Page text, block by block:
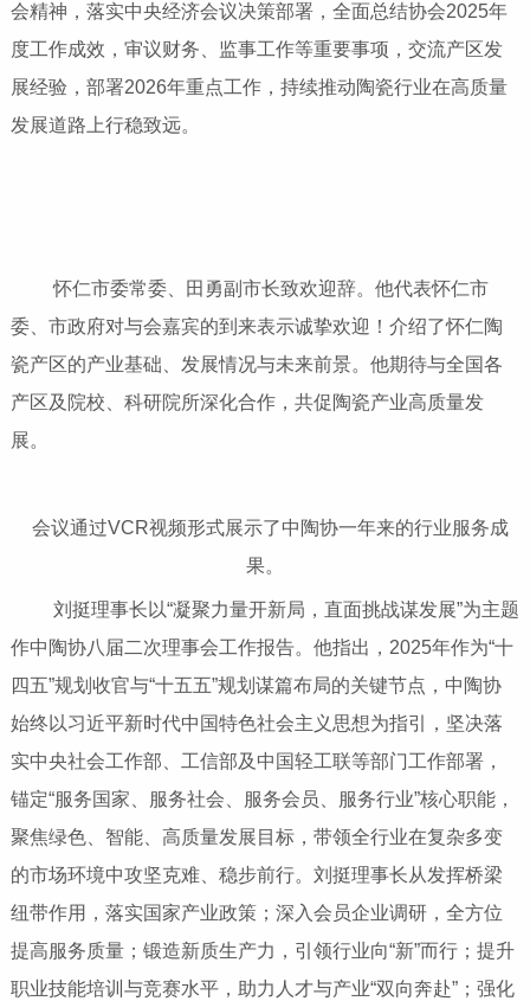
会精神，落实中央经济会议决策部署，全面总结协会2025年
度工作成效，审议财务、监事工作等重要事项，交流产区发
展经验，部署2026年重点工作，持续推动陶瓷行业在高质量
发展道路上行稳致远。
怀仁市委常委、田勇副市长致欢迎辞。他代表怀仁市
委、市政府对与会嘉宾的到来表示诚挚欢迎！介绍了怀仁陶
瓷产区的产业基础、发展情况与未来前景。他期待与全国各
产区及院校、科研院所深化合作，共促陶瓷产业高质量发
展。
会议通过VCR视频形式展示了中陶协一年来的行业服务成
果。
刘挺理事长以“凝聚力量开新局，直面挑战谋发展”为主题
作中陶协八届二次理事会工作报告。他指出，2025年作为“十
四五”规划收官与“十五五”规划谋篇布局的关键节点，中陶协
始终以习近平新时代中国特色社会主义思想为指引，坚决落
实中央社会工作部、工信部及中国轻工联等部门工作部署，
锚定“服务国家、服务社会、服务会员、服务行业”核心职能，
聚焦绿色、智能、高质量发展目标，带领全行业在复杂多变
的市场环境中攻坚克难、稳步前行。刘挺理事长从发挥桥梁
纽带作用，落实国家产业政策；深入会员企业调研，全方位
提高服务质量；锻造新质生产力，引领行业向“新”而行；提升
职业技能培训与竞赛水平，助力人才与产业“双向奔赴”；强化